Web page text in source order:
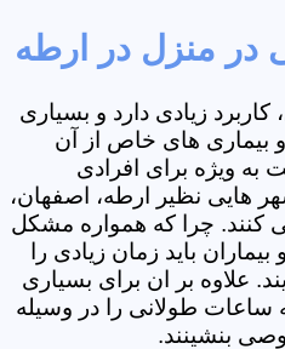
در منزل در ارطه
کاربرد زیادی دارد و بسیاری
و بیماری های خاص از آن
به ویژه برای افرادی
هایی نظیر ارطه، اصفهان،
کنند. چرا که همواره مشکل
باید زمان زیادی را
علاوه بر ان برای بسیاری
ساعات طولانی را در وسیله
بنشینند.